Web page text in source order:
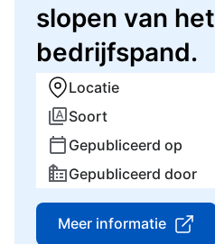
slopen van het
bedrijfspand.
Locatie
Soort
Gepubliceerd op
Gepubliceerd door
Meer informatie